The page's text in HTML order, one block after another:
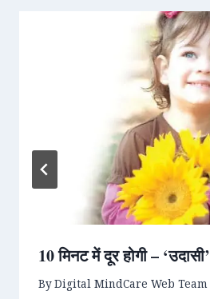
10 मिनट में दूर होगी – ‘उदासी’
ByDigital MindCare Web Team